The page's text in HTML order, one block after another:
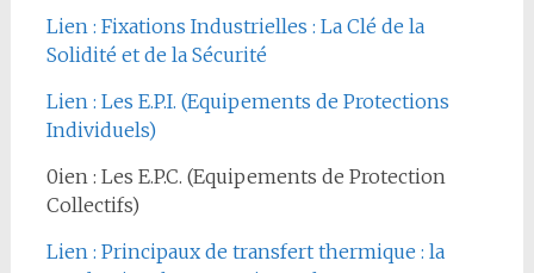
Lien : Fixations Industrielles : La Clé de la
Solidité et de la Sécurité
Lien : Les E.P.I. (Equipements de Protections
Individuels)
0ien : Les E.P.C. (Equipements de Protection
Collectifs)
Lien : Principaux de transfert thermique : la